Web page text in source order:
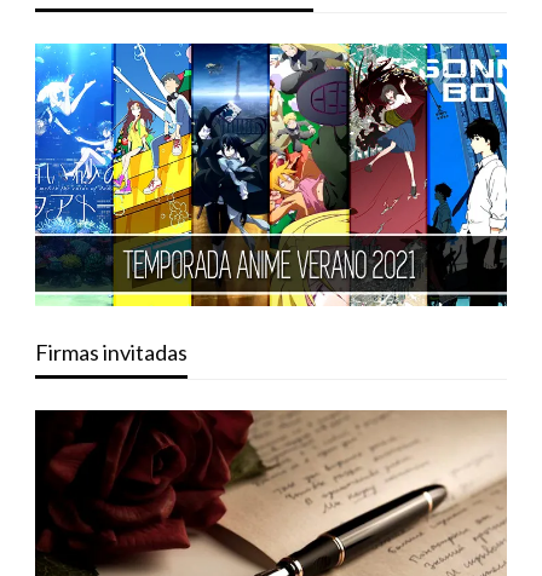
Firmas invitadas